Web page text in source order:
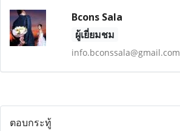
Bcons Sala
ผู้เยี่ยมชม
info.bconssala@gmail.com
ตอบกระทู้